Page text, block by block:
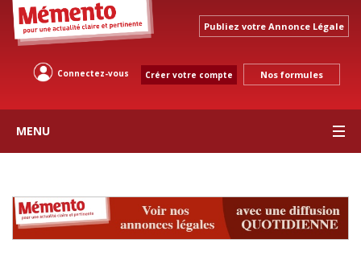
Publiez votre Annonce Légale
Connectez-vous Créer votre compte Nos formules
MENU